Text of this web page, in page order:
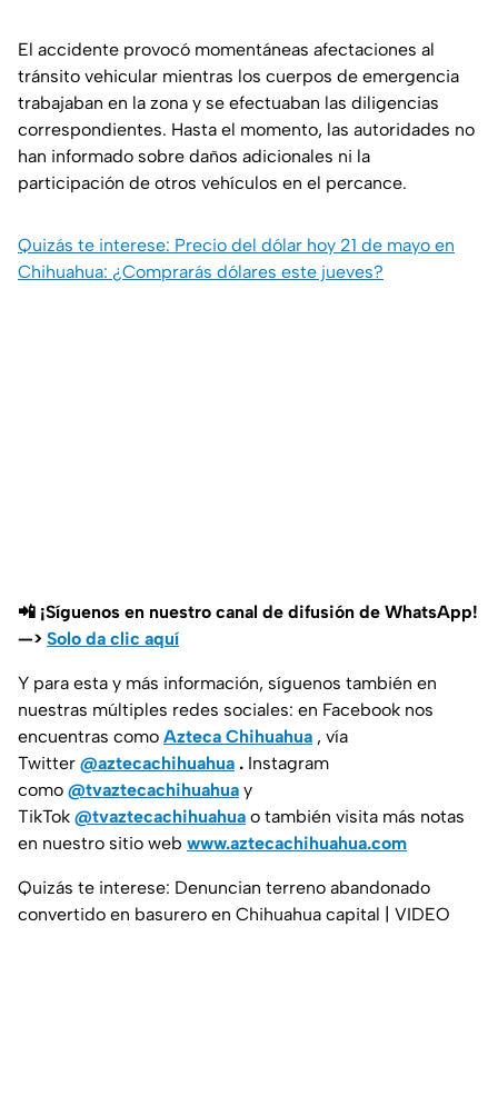
El accidente provocó momentáneas afectaciones al
tránsito vehicular mientras los cuerpos de emergencia
trabajaban en la zona y se efectuaban las diligencias
correspondientes. Hasta el momento, las autoridades no
han informado sobre daños adicionales ni la
participación de otros vehículos en el percance.
Quizás te interese: Precio del dólar hoy 21 de mayo en
Chihuahua: ¿Comprarás dólares este jueves?
📲 ¡Síguenos en nuestro canal de difusión de WhatsApp!
—> Solo da clic aquí
Y para esta y más información, síguenos también en
nuestras múltiples redes sociales: en Facebook nos
encuentras como Azteca Chihuahua , vía
Twitter @aztecachihuahua . Instagram
como @tvaztecachihuahua y
TikTok @tvaztecachihuahua o también visita más notas
en nuestro sitio web www.aztecachihuahua.com
Quizás te interese: Denuncian terreno abandonado
convertido en basurero en Chihuahua capital | VIDEO